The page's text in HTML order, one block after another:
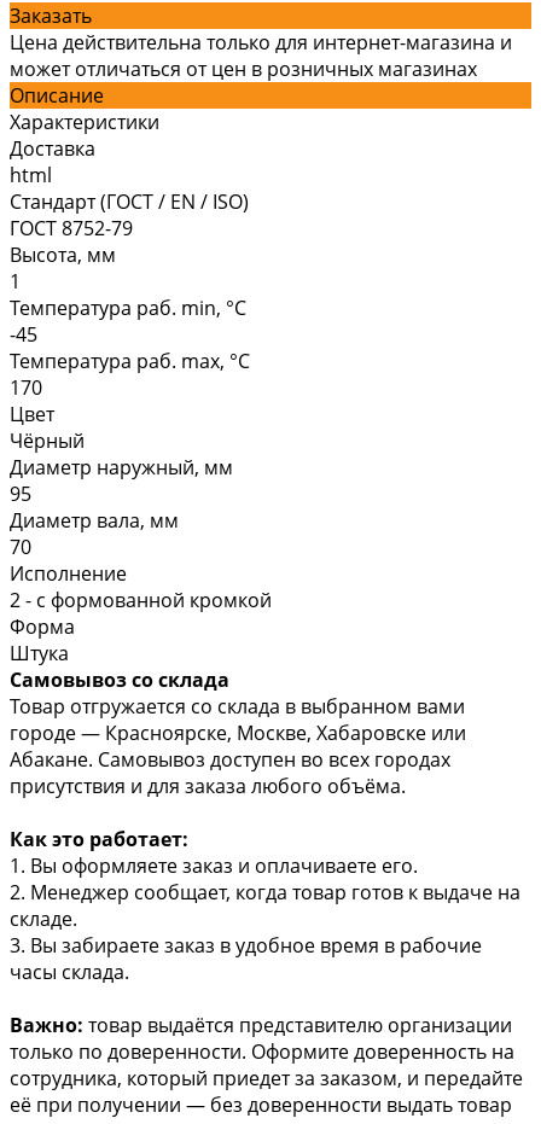
Заказать
Цена действительна только для интернет-магазина и
может отличаться от цен в розничных магазинах
Описание
Характеристики
Доставка
html
Стандарт (ГОСТ / EN / ISO)
ГОСТ 8752-79
Высота, мм
1
Температура раб. min, °C
-45
Температура раб. max, °C
170
Цвет
Чёрный
Диаметр наружный, мм
95
Диаметр вала, мм
70
Исполнение
2 - с формованной кромкой
Форма
Штука
Самовывоз со склада
Товар отгружается со склада в выбранном вами
городе — Красноярске, Москве, Хабаровске или
Абакане. Самовывоз доступен во всех городах
присутствия и для заказа любого объёма.
Как это работает:
1. Вы оформляете заказ и оплачиваете его.
2. Менеджер сообщает, когда товар готов к выдаче на
складе.
3. Вы забираете заказ в удобное время в рабочие
часы склада.
Важно: товар выдаётся представителю организации
только по доверенности. Оформите доверенность на
сотрудника, который приедет за заказом, и передайте
её при получении — без доверенности выдать товар